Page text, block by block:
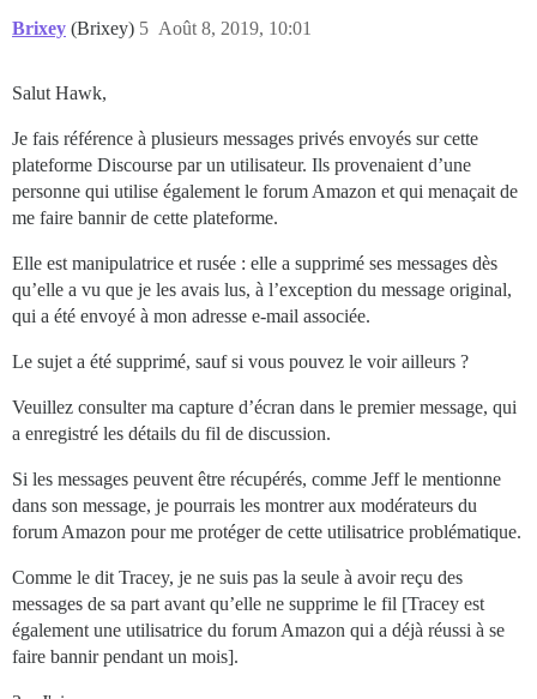
Brixey (Brixey) Août 8, 2019, 10:01
5
Salut Hawk,
Je fais référence à plusieurs messages privés envoyés sur cette
plateforme Discourse par un utilisateur. Ils provenaient d’une
personne qui utilise également le forum Amazon et qui menaçait de
me faire bannir de cette plateforme.
Elle est manipulatrice et rusée : elle a supprimé ses messages dès
qu’elle a vu que je les avais lus, à l’exception du message original,
qui a été envoyé à mon adresse e-mail associée.
Le sujet a été supprimé, sauf si vous pouvez le voir ailleurs ?
Veuillez consulter ma capture d’écran dans le premier message, qui
a enregistré les détails du fil de discussion.
Si les messages peuvent être récupérés, comme Jeff le mentionne
dans son message, je pourrais les montrer aux modérateurs du
forum Amazon pour me protéger de cette utilisatrice problématique.
Comme le dit Tracey, je ne suis pas la seule à avoir reçu des
messages de sa part avant qu’elle ne supprime le fil [Tracey est
également une utilisatrice du forum Amazon qui a déjà réussi à se
faire bannir pendant un mois].